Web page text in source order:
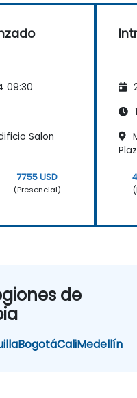
09:30
Salon
7755 USD
(Presencial)
de
BogotáCaliMedellín